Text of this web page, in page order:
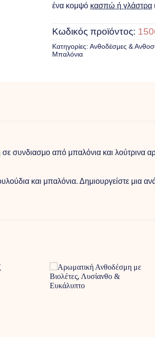
ένα κομψό κασπώ ή γλάστρα
Κωδικός προϊόντος:
Κατηγορίες: Ανθοδέσμες &
Μπαλόνια
συνδιασμο από μπαλόνια και λούτρινα
και μπαλόνια. Δημιουργείστε μια